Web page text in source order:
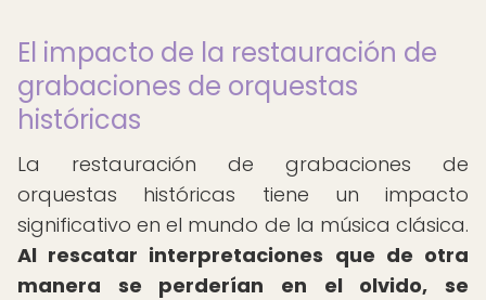
El impacto de la restauración de
grabaciones de orquestas
históricas
La restauración de grabaciones de
orquestas históricas tiene un impacto
significativo en el mundo de la música clásica.
Al rescatar interpretaciones que de otra
manera se perderían en el olvido, se